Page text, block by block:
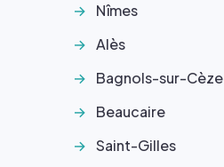
Nîmes
Alès
Bagnols-sur-Cèze
Beaucaire
Saint-Gilles